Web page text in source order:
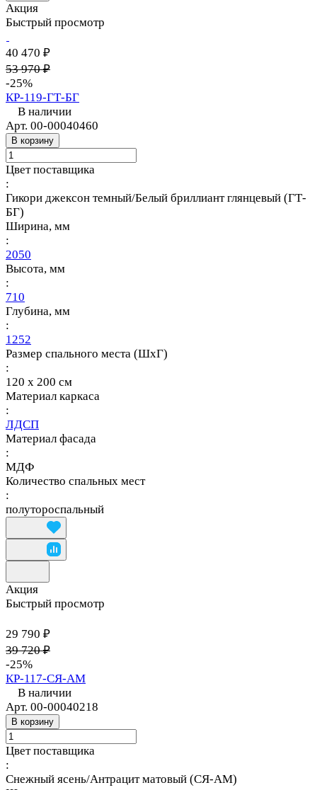
Акция
Быстрый просмотр
40 470 ₽
53 970 ₽
-25%
КР-119-ГТ-БГ
В наличии
Арт. 00-00040460
В корзину
Цвет поставщика
:
Гикори джексон темный/Белый бриллиант глянцевый (ГТ-
БГ)
Ширина, мм
:
2050
Высота, мм
:
710
Глубина, мм
:
1252
Размер спального места (ШхГ)
:
120 х 200 см
Материал каркаса
:
ЛДСП
Материал фасада
:
МДФ
Количество спальных мест
:
полутороспальный
Акция
Быстрый просмотр
29 790 ₽
39 720 ₽
-25%
КР-117-СЯ-АМ
В наличии
Арт. 00-00040218
В корзину
Цвет поставщика
:
Снежный ясень/Антрацит матовый (СЯ-АМ)